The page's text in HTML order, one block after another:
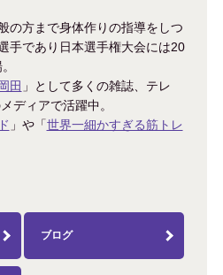
の方まで身体作りの指導をしつ
手であり日本選手権大会には20
田 」として多くの雑誌、テレ
ディアで活躍中。
」や「世界一細かすぎる筋トレ
ブログ